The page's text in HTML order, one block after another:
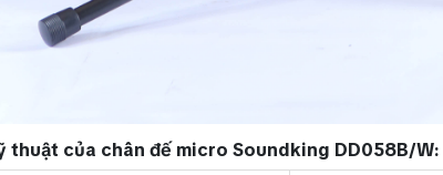
thuật của chân đế micro Soundking DD058B/W: